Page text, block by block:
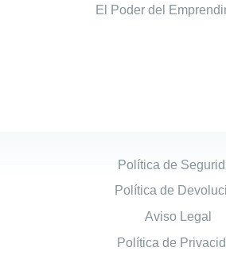
El Poder del
Política de
Política de
Aviso Legal
Política de